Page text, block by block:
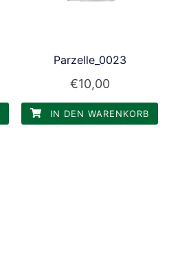
Parzelle_0023
€10,00
IN DEN WARENKORB